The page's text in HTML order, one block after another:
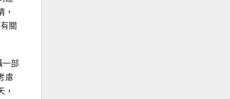
，
關
一部
慮
，